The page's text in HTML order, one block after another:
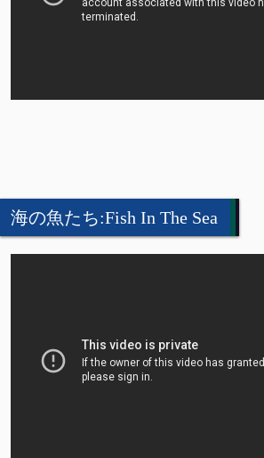
海の魚たち:Fish In The Sea